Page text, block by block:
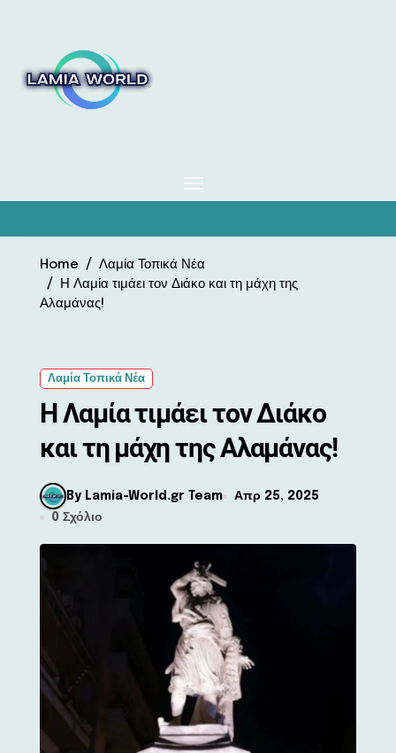
Home
Λαμία Τοπικά Νέα
Η Λαμία τιμάει τον Διάκο και τη μάχη της
Αλαμάνας!
Λαμία Τοπικά Νέα
Η Λαμία τιμάει τον Διάκο
και τη μάχη της Αλαμάνας!
By Lamia-World.gr Team
Απρ 25, 2025
0 Σχόλιο